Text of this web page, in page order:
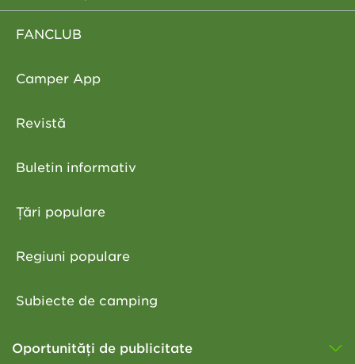
FANCLUB
Camper App
Revistă
Buletin informativ
Țări populare
Regiuni populare
Subiecte de camping
Oportunități de publicitate